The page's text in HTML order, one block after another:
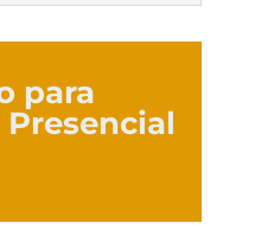
para